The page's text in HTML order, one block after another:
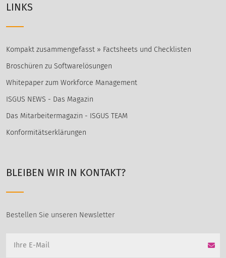
LINKS
Kompakt zusammengefasst » Factsheets und Checklisten
Broschüren zu Softwarelösungen
Whitepaper zum Workforce Management
ISGUS NEWS - Das Magazin
Das Mitarbeitermagazin - ISGUS TEAM
Konformitätserklärungen
BLEIBEN WIR IN KONTAKT?
Bestellen Sie unseren Newsletter